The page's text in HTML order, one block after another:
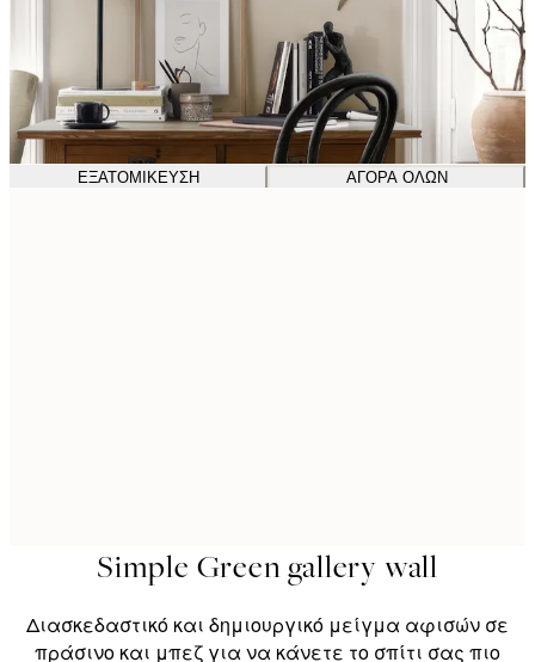
ΕΞΑΤΟΜΊΚΕΥΣΗ ΑΓΟΡΆ ΌΛΩΝ
Simple Green gallery wall
Διασκεδαστικό και δημιουργικό μείγμα αφισών σε
πράσινο και μπεζ για να κάνετε το σπίτι σας πιο